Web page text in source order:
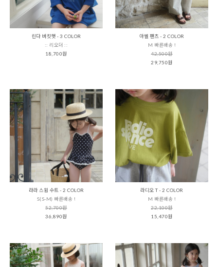
린다 버킷햇 - 3 COLOR
:: 리오더 ::
18,700원
아벨 팬츠 - 2 COLOR
M 빠른배송 !
42,500원
29,750원
라라 스윔 수트 - 2 COLOR
S(S-M) 빠른배송 !
52,700원
36,890원
라디오 T - 2 COLOR
M 빠른배송 !
22,100원
15,470원